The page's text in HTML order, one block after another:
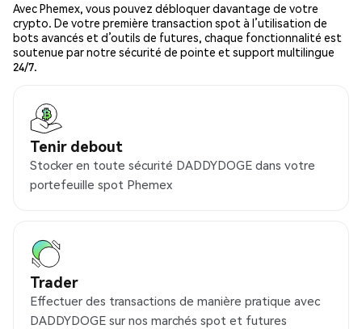
Avec Phemex, vous pouvez débloquer davantage de votre
crypto. De votre première transaction spot à l’utilisation de
bots avancés et d’outils de futures, chaque fonctionnalité est
soutenue par notre sécurité de pointe et support multilingue
24/7.
Tenir debout
Stocker en toute sécurité DADDYDOGE dans votre
portefeuille spot Phemex
Trader
Effectuer des transactions de manière pratique avec
DADDYDOGE sur nos marchés spot et futures